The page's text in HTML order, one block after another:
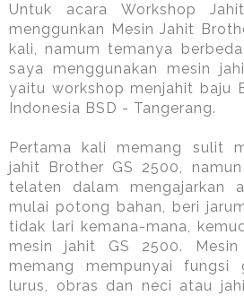
Untuk acara Workshop
menggunkan Mesin Jahit
kali, namum temanya
saya menggunakan mesin
yaitu workshop menjahit baju
Indonesia BSD - Tangerang.
Pertama kali memang sulit
jahit Brother GS 2500,
telaten dalam mengajarkan
mulai potong bahan, beri
tidak lari kemana-mana,
mesin jahit GS 2500.
memang mempunyai fungsi
lurus, obras dan neci atau